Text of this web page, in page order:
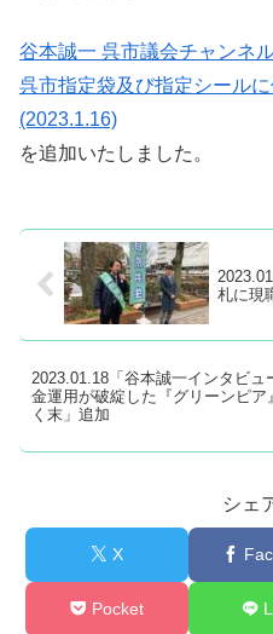
谷本誠一 呉市議会チャンネ
呉市指定袋及び指定シール
(2023.1.16)
を追加いたしました。
札に現
2023.01.18「谷本誠一インタビ
金運用が破綻した『グリーンピア
く末」追加
シェ
X
Pocket